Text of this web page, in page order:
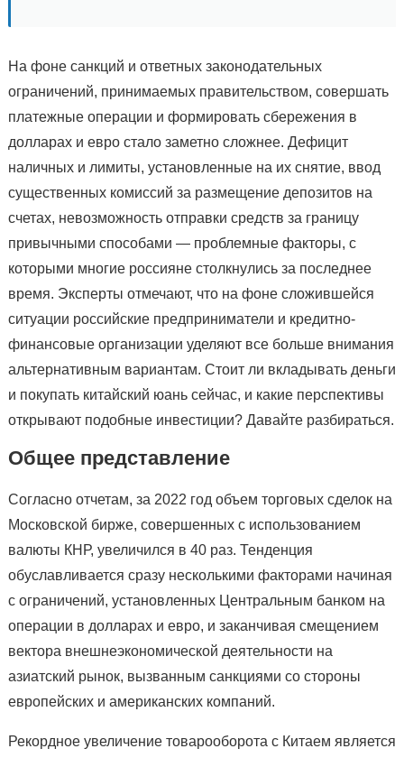
На фоне санкций и ответных законодательных
ограничений, принимаемых правительством, совершать
платежные операции и формировать сбережения в
долларах и евро стало заметно сложнее. Дефицит
наличных и лимиты, установленные на их снятие, ввод
существенных комиссий за размещение депозитов на
счетах, невозможность отправки средств за границу
привычными способами — проблемные факторы, с
которыми многие россияне столкнулись за последнее
время. Эксперты отмечают, что на фоне сложившейся
ситуации российские предприниматели и кредитно-
финансовые организации уделяют все больше внимания
альтернативным вариантам. Стоит ли вкладывать деньги
и покупать китайский юань сейчас, и какие перспективы
открывают подобные инвестиции? Давайте разбираться.
Общее представление
Согласно отчетам, за 2022 год объем торговых сделок на
Московской бирже, совершенных с использованием
валюты КНР, увеличился в 40 раз. Тенденция
обуславливается сразу несколькими факторами начиная
с ограничений, установленных Центральным банком на
операции в долларах и евро, и заканчивая смещением
вектора внешнеэкономической деятельности на
азиатский рынок, вызванным санкциями со стороны
европейских и американских компаний.
Рекордное увеличение товарооборота с Китаем является